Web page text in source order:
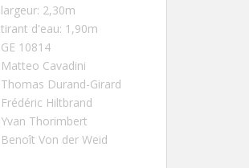
largeur: 2,30m
tirant d'eau: 1,90m
GE 10814
Matteo Cavadini
Thomas Durand-Girard
Frédéric Hiltbrand
Yvan Thorimbert
Benoît Von der Weid